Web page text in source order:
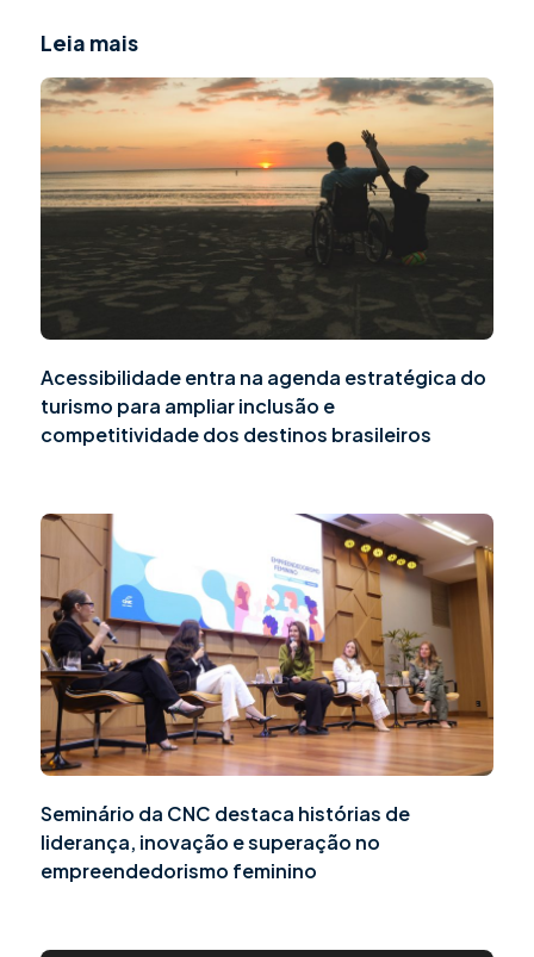
Leia mais
Acessibilidade entra na agenda estratégica do
turismo para ampliar inclusão e
competitividade dos destinos brasileiros
Seminário da CNC destaca histórias de
liderança, inovação e superação no
empreendedorismo feminino